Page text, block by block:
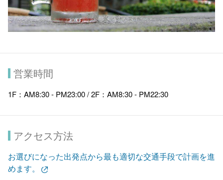
営業時間
1F：AM8:30 - PM23:00 / 2F：AM8:30 - PM22:30
アクセス方法
お選びになった出発点から最も適切な交通手段で計画を進
めます。